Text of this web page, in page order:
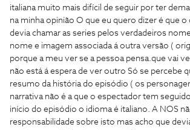
italiana muito mais difícil de seguir por ter
na minha opinião O que eu quero dizer é que o
devia chamar as series pelos verdadeiros
nome e imagem associada á outra versão (
porque a meu ver se a pessoa pensa.que vai
não está á espera de ver outro Só se percebe
resumo da história do episódio ( os
narrativa não é a que o espectador tem
início do episódio o idioma é italiano. A NOS
responsabilidade sobre isto mas acho que